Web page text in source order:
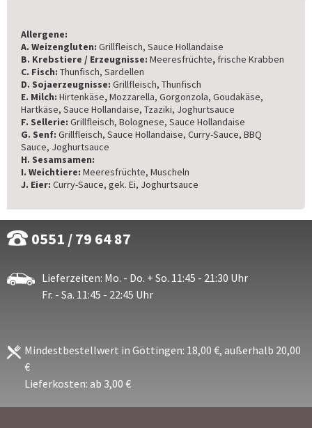
Allergene:
A. Weizengluten: Grillfleisch, Sauce Hollandaise
B. Krebstiere / Erzeugnisse: Meeresfrüchte, frische Krabben
C. Fisch: Thunfisch, Sardellen
D. Sojaerzeugnisse: Grillfleisch, Thunfisch
E. Milch: Hirtenkäse,Mozzarella, Gorgonzola, Goudakäse,
Hartkäse, Sauce Hollandaise, Tzaziki, Joghurtsauce
F. Sellerie: Grillfleisch, Bolognese, Sauce Hollandaise
G. Senf: Grillfleisch, Sauce Hollandaise, Curry-Sauce, BBQ
Sauce, Joghurtsauce
H. Sesamsamen:
I. Weichtiere: Meeresfrüchte, Muscheln
J. Eier: Curry-Sauce, gek. Ei, Joghurtsauce
0551 / 79 64 87
Lieferzeiten: Mo. - Do. + So. 11:45 - 21:30 Uhr
Fr. - Sa. 11:45 - 22:45 Uhr
Mindestbestellwert in Göttingen: 18,00 €, außerhalb 20,00
€
Lieferkosten: ab 3,00 €